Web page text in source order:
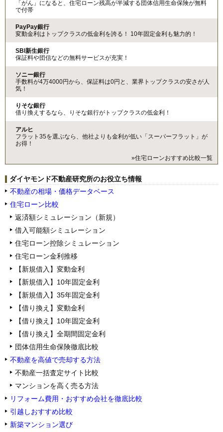
「がん」になると、住宅ローン残高が半減する団体信用生命保険が無料
で付帯
PayPay銀行
変動金利はトップクラスの低金利を誇る！ 10年固定金利も魅力的！
SBI新生銀行
保証料や団信などの無料サービスが充実！
ソニー銀行
手数料が4万4000円から、保証料は0円と、業界トップクラスの安さが人
気！
りそな銀行
借り換えするなら、りそな銀行がトップクラスの低金利！
アルヒ
フラット35を選ぶなら、他社よりも金利が低い「スーパーフラット」が
お得！
»住宅ローンおすすめ比較一覧
ダイヤモンド不動産研究所のお役立ち情報
不動産の相場・価格データベース
住宅ローン比較
返済額シミュレーション（新規）
借入可能額シミュレーション
住宅ローン控除シミュレーション
住宅ローン金利推移
【新規借入】変動金利
【新規借入】10年固定金利
【新規借入】35年固定金利
【借り換え】変動金利
【借り換え】10年固定金利
【借り換え】全期間固定金利
団体信用生命保険徹底比較
不動産を高値で売却する方法
不動産一括査定サイト比較
マンションを高く売る方法
リフォーム費用・おすすめ会社を徹底比較
引越しおすすめ比較
新築マンション選び